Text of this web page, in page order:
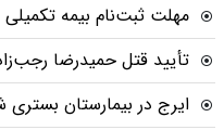
مهلت ثبت‌نام بیمه تکمیلی
تأیید قتل حمیدرضا
ایرج در بیمارستان بستری